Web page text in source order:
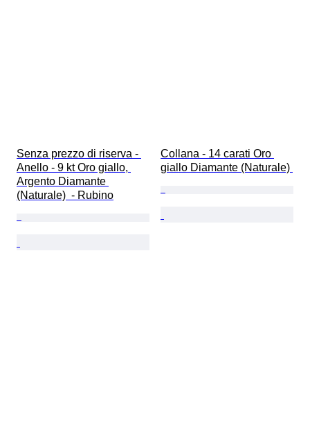
Senza prezzo di riserva -
Anello - 9 kt Oro giallo,
Argento Diamante
(Naturale)  - Rubino
Collana - 14 carati Oro
giallo Diamante (Naturale)